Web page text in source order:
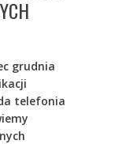
grudnia
telefonia